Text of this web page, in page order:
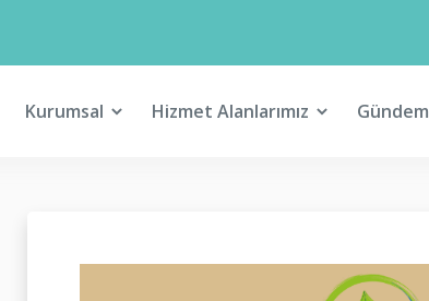
Kurumsal Hizmet Alanlarımız Gündem